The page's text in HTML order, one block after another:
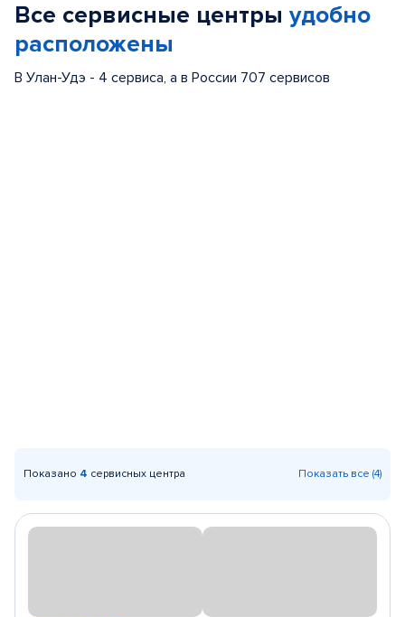
Все сервисные центры удобно
расположены
В Улан-Удэ - 4 сервиса, а в России 707 сервисов
Показано 4 сервисных центра Показать все (4)